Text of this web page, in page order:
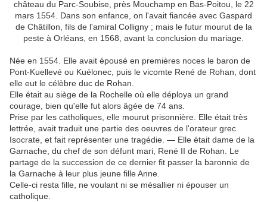
château du Parc-Soubise, près Mouchamp en Bas-Poitou, le 22
mars 1554. Dans son enfance, on l'avait fiancée avec Gaspard
de Châtillon, fils de l'amiral Colligny ; mais le futur mourut de la
peste à Orléans, en 1568, avant la conclusion du mariage.
Née en 1554. Elle avait épousé en premières noces le baron de
Pont-Kuellevé ou Kuélonec, puis le vicomte René de Rohan, dont
elle eut le célèbre duc de Rohan.
Elle était au siège de la Rochelle où elle déploya un grand
courage, bien qu'elle fut alors âgée de 74 ans.
Prise par les catholiques, elle mourut prisonnière. Elle était très
lettrée, avait traduit une partie des oeuvres de l'orateur grec
Isocrate, et fait représenter une tragédie. — Elle était dame de la
Garnache, du chef de son défunt mari, René II de Rohan. Le
partage de la succession de ce dernier fit passer la baronnie de
la Garnache à leur plus jeune fille Anne.
Celle-ci resta fille, ne voulant ni se mésallier ni épouser un
catholique.